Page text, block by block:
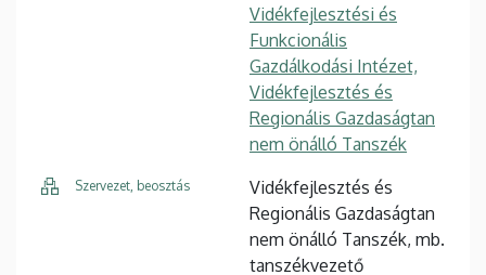
Vidékfejlesztési és
Funkcionális
Gazdálkodási Intézet,
Vidékfejlesztés és
Regionális Gazdaságtan
nem önálló Tanszék
Szervezet, beosztás
Vidékfejlesztés és
Regionális Gazdaságtan
nem önálló Tanszék, mb.
tanszékvezető